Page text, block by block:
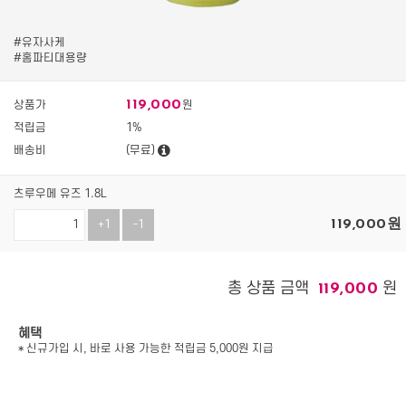
#유자사케
#홈파티대용량
상품가 119,000 원
적립금
1%
배송비
(무료)
츠루우메 유즈 1.8L
+1 -1 119,000원
총 상품 금액 119,000 원
혜택
* 신규가입 시, 바로 사용 가능한 적립금 5,000원 지급